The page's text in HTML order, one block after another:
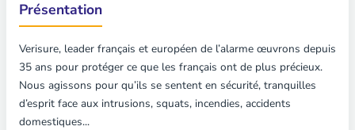
Présentation
Verisure, leader français et européen de l’alarme œuvrons depuis
35 ans pour protéger ce que les français ont de plus précieux.
Nous agissons pour qu’ils se sentent en sécurité, tranquilles
d’esprit face aux intrusions, squats, incendies, accidents
domestiques...